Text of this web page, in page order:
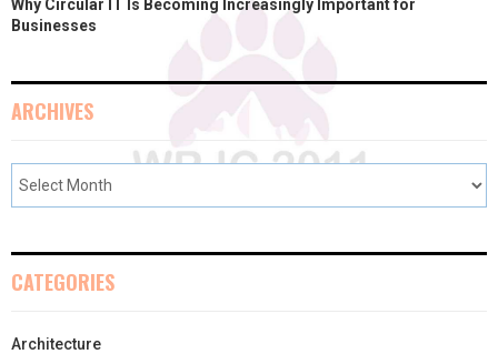
Why Circular IT Is Becoming Increasingly Important for
Businesses
ARCHIVES
CATEGORIES
Architecture